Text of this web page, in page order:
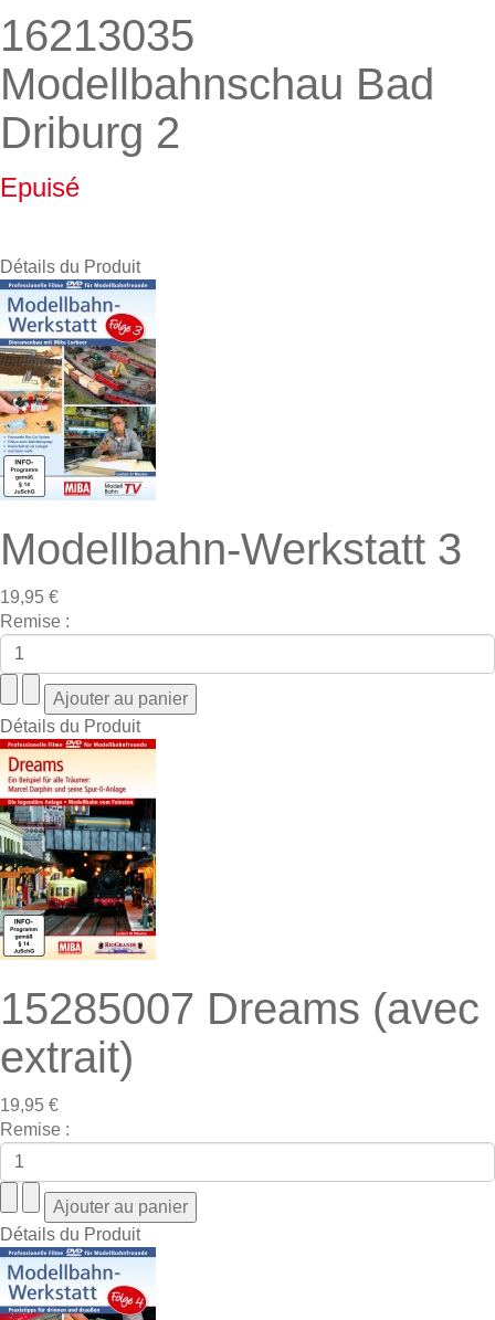
16213035
Modellbahnschau Bad
Driburg 2
Epuisé
Détails du Produit
Modellbahn-Werkstatt 3
19,95 €
Remise :
Détails du Produit
15285007 Dreams (avec
extrait)
19,95 €
Remise :
Détails du Produit